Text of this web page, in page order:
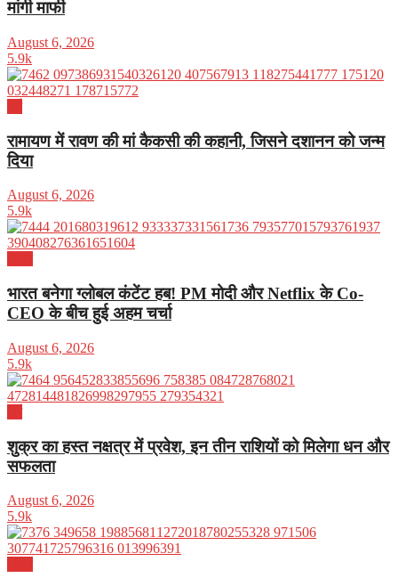
मांगी माफी
August 6, 2026
5.9k
रामायण में रावण की मां कैकसी की कहानी, जिसने दशानन को जन्म
दिया
August 6, 2026
5.9k
भारत बनेगा ग्लोबल कंटेंट हब! PM मोदी और Netflix के Co-
CEO के बीच हुई अहम चर्चा
August 6, 2026
5.9k
शुक्र का हस्त नक्षत्र में प्रवेश, इन तीन राशियों को मिलेगा धन और
सफलता
August 6, 2026
5.9k